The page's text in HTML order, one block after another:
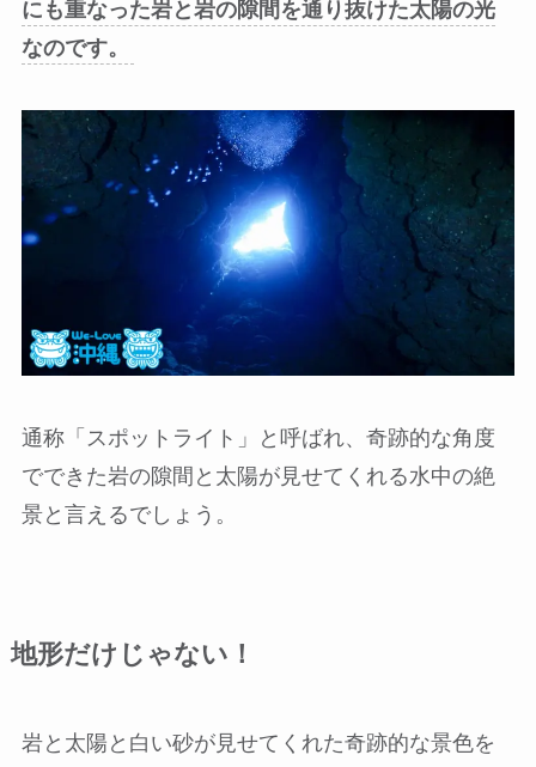
にも重なった岩と岩の隙間を通り抜けた太陽の光
なのです。
通称「スポットライト」と呼ばれ、奇跡的な角度
でできた岩の隙間と太陽が見せてくれる水中の絶
景と言えるでしょう。
地形だけじゃない！
岩と太陽と白い砂が見せてくれた奇跡的な景色を